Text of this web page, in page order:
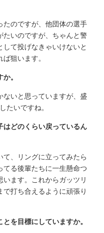
のですが、他団体の選手
たいのですが、ちゃんと警
て投げなきゃいけないと
狙います。
。
いと思っていますが、盛
たいですね。
どのくらい戻っているん
、リングに立ってみたら
てる後輩たちに一生懸命つ
ます。これからガッツリ
打ち合えるように頑張り
を目標にしていますか。